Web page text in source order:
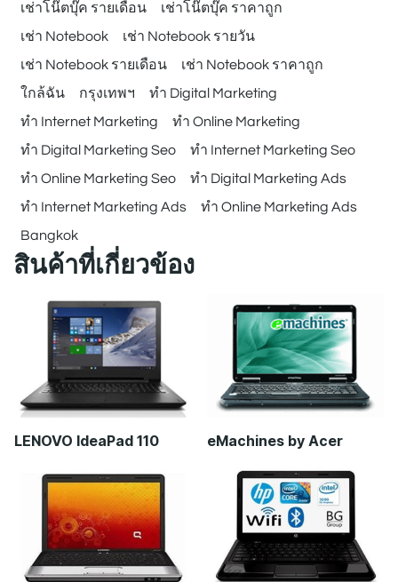
เช่าโน๊ตบุ๊ค รายเดือน
เช่าโน๊ตบุ๊ค ราคาถูก
เช่า Notebook
เช่า Notebook รายวัน
เช่า Notebook รายเดือน
เช่า Notebook ราคาถูก
ใกล้ฉัน
กรุงเทพฯ
ทำ Digital Marketing
ทำ Internet Marketing
ทำ Online Marketing
ทำ Digital Marketing Seo
ทำ Internet Marketing Seo
ทำ Online Marketing Seo
ทำ Digital Marketing Ads
ทำ Internet Marketing Ads
ทำ Online Marketing Ads
Bangkok
สินค้าที่เกี่ยวข้อง
LENOVO IdeaPad 110 eMachines by Acer